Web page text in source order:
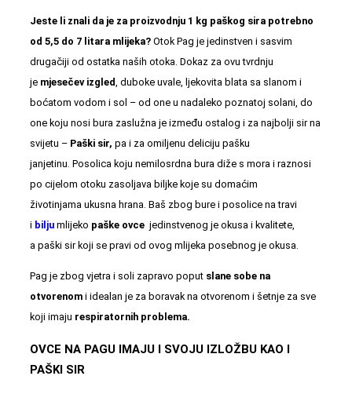
Jeste li znali da je za proizvodnju 1 kg paškog sira potrebno
od 5,5 do 7 litara mlijeka? Otok Pag je jedinstven i sasvim
drugačiji od ostatka naših otoka. Dokaz za ovu tvrdnju
je mjesečev izgled , duboke uvale, ljekovita blata sa slanom i
boćatom vodom i sol – od one u nadaleko poznatoj solani, do
one koju nosi bura zaslužna je između ostalog i za najbolji sir na
svijetu – Paški sir, pa i za omiljenu deliciju pašku
janjetinu. Posolica koju nemilosrdna bura diže s mora i raznosi
po cijelom otoku zasoljava biljke koje su domaćim
životinjama ukusna hrana. Baš zbog bure i posolice na travi
i bilju mlijeko paške ovce jedinstvenog je okusa i kvalitete,
a paški sir koji se pravi od ovog mlijeka posebnog je okusa.
Pag je zbog vjetra i soli zapravo poput slane sobe na
otvorenom i idealan je za boravak na otvorenom i šetnje za sve
koji imaju respiratornih problema.
OVCE NA PAGU IMAJU I SVOJU IZLOŽBU KAO I
PAŠKI SIR